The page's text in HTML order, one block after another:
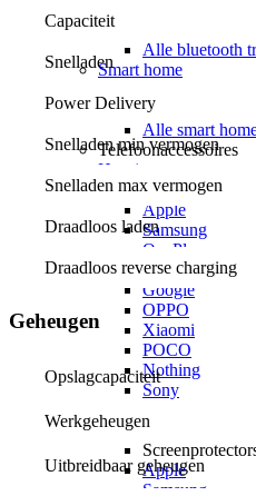
SmartTag
Alle bluetooth
Smart home
Google smart
Alle smart
Telefoonaccessoires
Hoesjes
Hoesjes voor
Apple
Samsung
OnePlus
Motorola
Google
OPPO
Xiaomi
POCO
Nothing
Sony
Screenprotectors
Apple
Samsung
Capaciteit
Snelladen
Power Delivery
Snelladen min vermogen
Snelladen max vermogen
Draadloos laden
Draadloos reverse charging
Geheugen
Opslagcapaciteit
Werkgeheugen
Uitbreidbaar geheugen